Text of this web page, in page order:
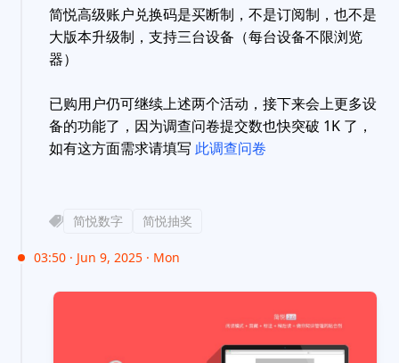
简悦高级账户兑换码是买断制，不是订阅制，也不是
大版本升级制，支持三台设备（每台设备不限浏览
器）
已购用户仍可继续上述两个活动，接下来会上更多设
备的功能了，因为调查问卷提交数也快突破 1K 了，
如有这方面需求请填写 此调查问卷
简悦数字 简悦抽奖
03:50 · Jun 9, 2025 · Mon